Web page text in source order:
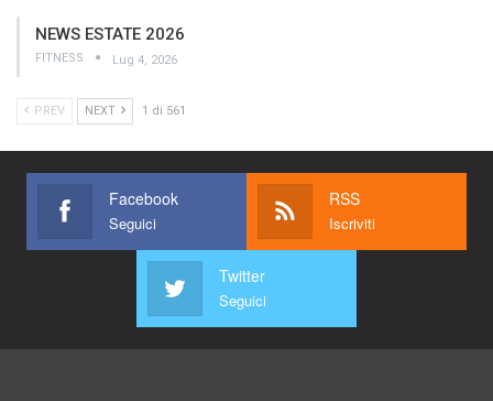
NEWS ESTATE 2026
FITNESS Lug 4, 2026
PREV NEXT 1 di 561
Facebook
Seguici
RSS
Iscriviti
Twitter
Seguici